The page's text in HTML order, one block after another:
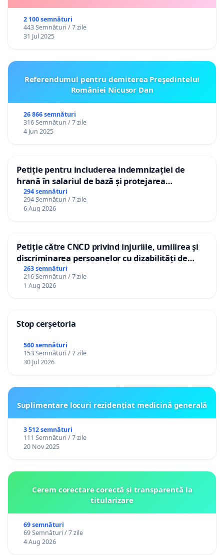
2 100 semnături
443 Semnături / 7 zile
31 Jul 2025
Referendumul pentru demiterea Preşedintelui
României Nicusor Dan
26 866 semnături
316 Semnături / 7 zile
4 Jun 2025
Petiție pentru includerea indemnizației de
hrană în salariul de bază și protejarea
gradațiilor de vechime pentru asistenții
personali
294 semnături
294 Semnături / 7 zile
6 Aug 2026
Petiție către CNCD privind injuriile, umilirea și
discriminarea persoanelor cu dizabilități de
către utilizatorul TikTok „Gorici”
263 semnături
216 Semnături / 7 zile
1 Aug 2026
Stop cerșetoria
560 semnături
153 Semnături / 7 zile
30 Jul 2026
Suplimentare locuri rezidențiat medicină generală
3 512 semnături
111 Semnături / 7 zile
20 Nov 2025
Cerem corectare corectă și transparentă la
titularizare
69 semnături
69 Semnături / 7 zile
4 Aug 2026